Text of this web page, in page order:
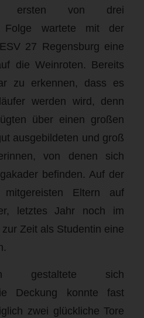
ersten von drei
Folge wartete mit der
27 Regensburg eine
die Weinroten. Bereits
zu erkennen, dass es
werden wird, denn
über einen großen
ausgebildeten und groß
von denen sich
befinden. Auf der
Eltern auf
letztes Jahr noch im
Zeit als Studentin eine
gestaltete sich
Deckung konnte fast
zwei glückliche Tore